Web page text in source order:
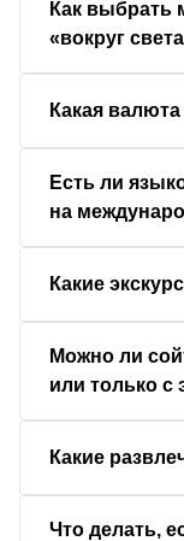
Как выбрать
«вокруг
Какая
Есть ли
на
Какие
Можно ли
или только с
Какие
Что делать,